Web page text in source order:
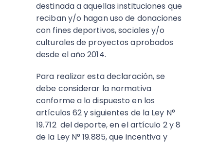
destinada a aquellas instituciones que
reciban y/o hagan uso de donaciones
con fines deportivos, sociales y/o
culturales de proyectos aprobados
desde el año 2014.
Para realizar esta declaración, se
debe considerar la normativa
conforme a lo dispuesto en los
artículos 62 y siguientes de la Ley N°
19.712 del deporte, en el artículo 2 y 8
de la Ley N° 19.885, que incentiva y